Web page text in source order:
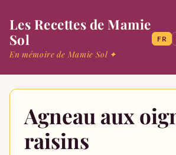
Les Recettes de Mamie
Sol
En mémoire de Mamie Sol ✦
FR
Accueil
Agneau aux
raisins